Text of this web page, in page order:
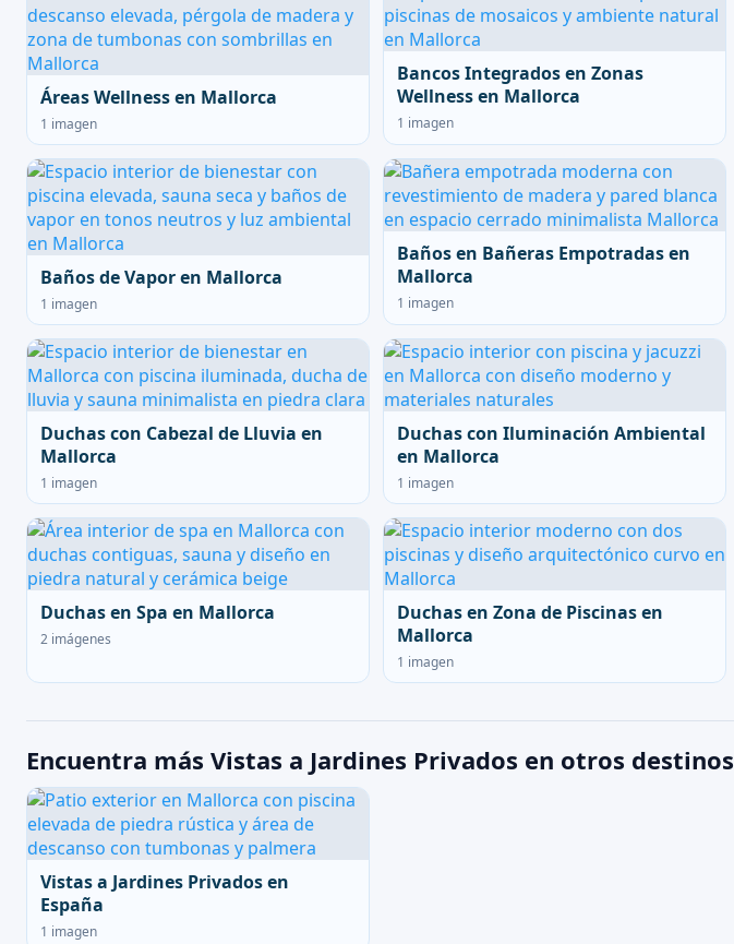
Áreas Wellness en Mallorca
1 imagen
Bancos Integrados en Zonas
Wellness en Mallorca
1 imagen
Baños de Vapor en Mallorca
1 imagen
Baños en Bañeras Empotradas en
Mallorca
1 imagen
Duchas con Cabezal de Lluvia en
Mallorca
1 imagen
Duchas con Iluminación Ambiental
en Mallorca
1 imagen
Duchas en Spa en Mallorca
2 imágenes
Duchas en Zona de Piscinas en
Mallorca
1 imagen
Encuentra más Vistas a Jardines Privados en otros destinos
Vistas a Jardines Privados en
España
1 imagen